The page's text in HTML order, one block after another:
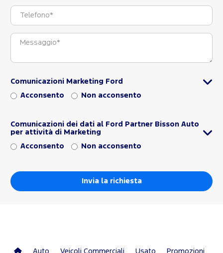
Comunicazioni Marketing Ford
Acconsento Non acconsento
Comunicazioni dei dati al Ford Partner Bisson Auto
per attività di Marketing
Acconsento Non acconsento
Auto Veicoli Commerciali Usato Promozioni